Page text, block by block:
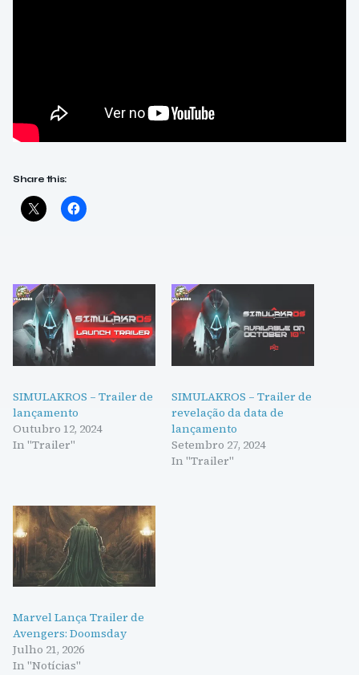
Share this:
SIMULAKROS – Trailer de
lançamento
Outubro 12, 2024
In "Trailer"
SIMULAKROS – Trailer de
revelação da data de
lançamento
Setembro 27, 2024
In "Trailer"
Marvel Lança Trailer de
Avengers: Doomsday
Julho 21, 2026
In "Notícias"